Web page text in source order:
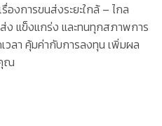
งการขนส่งระยะใกล้ – ไกล
ง แข็งแกร่ง และทนทุกสภาพการ
วลา คุ้มค่ากับการลงทุน เพิ่มผล
ณ